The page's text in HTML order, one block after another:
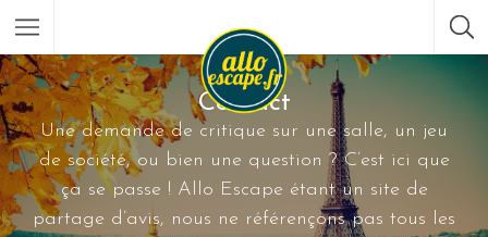
Contact
Une demande de critique sur une salle, un jeu
de société, ou bien une question ? C’est ici que
ça se passe ! Allo Escape étant un site de
partage d’avis, nous ne référençons pas tous les